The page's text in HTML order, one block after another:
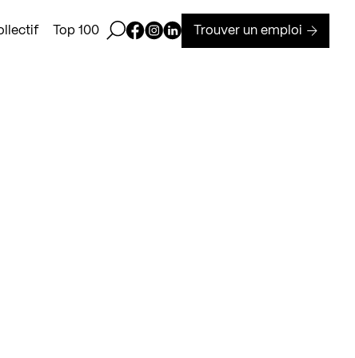
Top 100 Ouvrir la barre de recherche
Page Facebook de Kollectif
Page Instagram de Kollectif
Page Linkedin de Kollectif
Trouver un emploi